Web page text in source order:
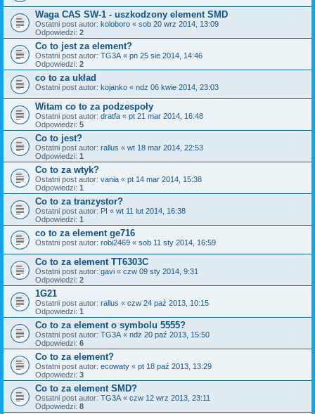
Waga CAS SW-1 - uszkodzony element SMD
Ostatni post autor: koloboro « sob 20 wrz 2014, 13:09
Odpowiedzi: 2
Co to jest za element?
Ostatni post autor: TG3A « pn 25 sie 2014, 14:46
Odpowiedzi: 2
co to za układ
Ostatni post autor: kojanko « ndz 06 kwie 2014, 23:03
Witam co to za podzespoły
Ostatni post autor: dratfa « pt 21 mar 2014, 16:48
Odpowiedzi: 5
Co to jest?
Ostatni post autor: rallus « wt 18 mar 2014, 22:53
Odpowiedzi: 1
Co to za wtyk?
Ostatni post autor: vania « pt 14 mar 2014, 15:38
Odpowiedzi: 1
Co to za tranzystor?
Ostatni post autor: PI « wt 11 lut 2014, 16:38
Odpowiedzi: 1
co to za element ge716
Ostatni post autor: robi2469 « sob 11 sty 2014, 16:59
Co to za element TT6303C
Ostatni post autor: gavi « czw 09 sty 2014, 9:31
Odpowiedzi: 2
1G21
Ostatni post autor: rallus « czw 24 paź 2013, 10:15
Odpowiedzi: 1
Co to za element o symbolu 5555?
Ostatni post autor: TG3A « ndz 20 paź 2013, 15:50
Odpowiedzi: 6
Co to za element?
Ostatni post autor: ecowaty « pt 18 paź 2013, 13:29
Odpowiedzi: 3
Co to za element SMD?
Ostatni post autor: TG3A « czw 12 wrz 2013, 23:11
Odpowiedzi: 8